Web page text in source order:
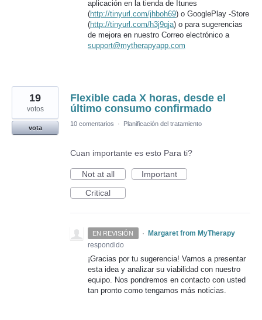
aplicación en la tienda de Itunes
(http://tinyurl.com/jhboh69) o GooglePlay -Store
(http://tinyurl.com/h3j9qja) o para sugerencias
de mejora en nuestro Correo electrónico a
support@mytherapyapp.com
Flexible cada X horas, desde el
último consumo confirmado
19
votos
vota
10 comentarios · Planificación del tratamiento
Cuan importante es esto Para ti?
Not at all
Important
Critical
EN REVISIÓN · Margaret from MyTherapy
respondido
¡Gracias por tu sugerencia! Vamos a presentar
esta idea y analizar su viabilidad con nuestro
equipo. Nos pondremos en contacto con usted
tan pronto como tengamos más noticias.